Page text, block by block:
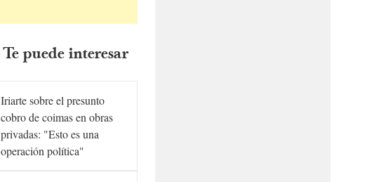
Te puede interesar
Iriarte sobre el presunto
cobro de coimas en obras
privadas: "Esto es una
operación política"